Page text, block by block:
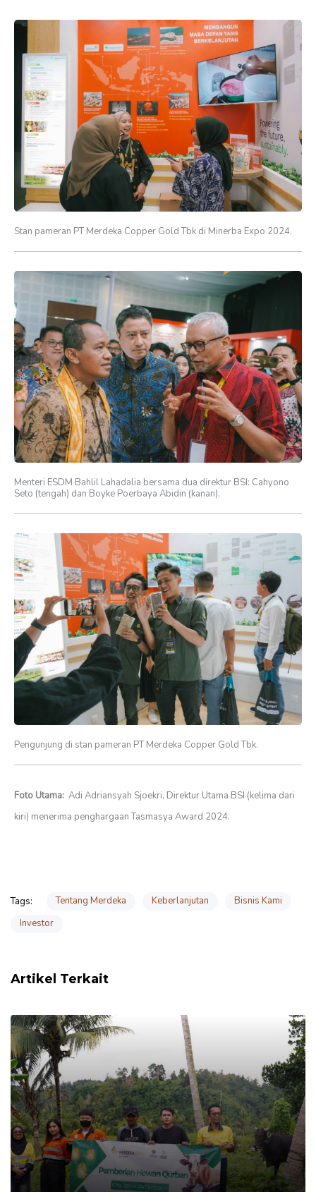
Stan pameran PT Merdeka Copper Gold Tbk di Minerba Expo 2024.
Menteri ESDM Bahlil Lahadalia bersama dua direktur BSI: Cahyono
Seto (tengah) dan Boyke Poerbaya Abidin (kanan).
Pengunjung di stan pameran PT Merdeka Copper Gold Tbk.
Foto Utama: Adi Adriansyah Sjoekri, Direktur Utama BSI (kelima dari
kiri) menerima penghargaan Tasmasya Award 2024.
Tags: Tentang Merdeka Keberlanjutan
Bisnis Kami
Investor
Artikel Terkait